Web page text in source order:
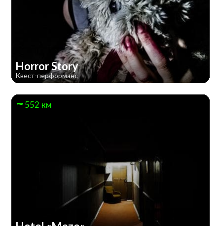
Horror Story
Квест-перформанс
552 км